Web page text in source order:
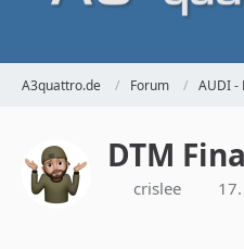
A3quattro.de Forum AUDI -
DTM
crislee